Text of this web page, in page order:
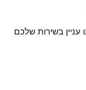
עניין בשירות שלכם